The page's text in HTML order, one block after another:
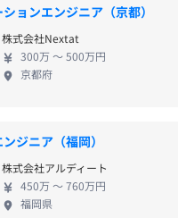
、github、docker
定義・設計・実装(フロン
テスト など
自社案件も含めて多数の
際は会社負担、Udemy法
の他制度》
費（全額支給）
拠出年金制度
管理補助費
活動費
用補助
ョンエンジニア（京都）
株式会社Nextat
300万 〜 500万円
京都府
ジニア（福岡）
株式会社アルディート
450万 〜 760万円
福岡県